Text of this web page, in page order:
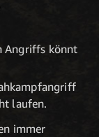
Angriffs könnt
laufen.
immer